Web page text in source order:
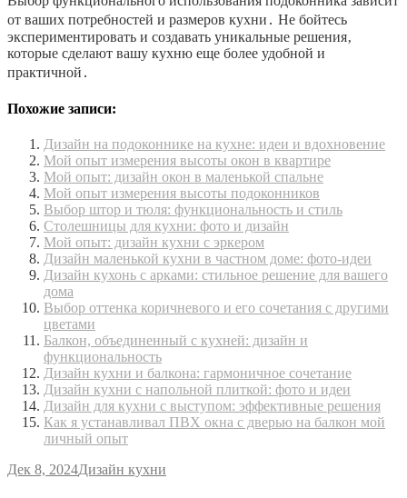
от ваших потребностей и размеров кухни․ Не бойтесь
экспериментировать и создавать уникальные решения‚
которые сделают вашу кухню еще более удобной и
практичной․
Похожие записи:
Дизайн на подоконнике на кухне: идеи и вдохновение
Мой опыт измерения высоты окон в квартире
Мой опыт: дизайн окон в маленькой спальне
Мой опыт измерения высоты подоконников
Выбор штор и тюля: функциональность и стиль
Столешницы для кухни: фото и дизайн
Мой опыт: дизайн кухни с эркером
Дизайн маленькой кухни в частном доме: фото-идеи
Дизайн кухонь с арками: стильное решение для вашего
дома
Выбор оттенка коричневого и его сочетания с другими
цветами
Балкон, объединенный с кухней: дизайн и
функциональность
Дизайн кухни и балкона: гармоничное сочетание
Дизайн кухни с напольной плиткой: фото и идеи
Дизайн для кухни с выступом: эффективные решения
Как я устанавливал ПВХ окна с дверью на балкон мой
личный опыт
Дек 8, 2024Дизайн кухни